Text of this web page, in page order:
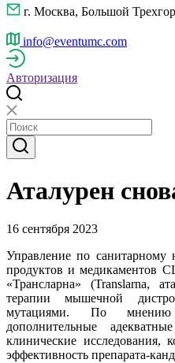
г. Москва, Большой
info@eventumc.com
Авторизация
Аталурен
16 сентября 2023
Управление по санитарному
продуктов и медикаментов
«Трансларна» (Translarna,
терапии мышечной
мутациями. По мнению
дополнительные
клинические исследования,
эффективность препарата-